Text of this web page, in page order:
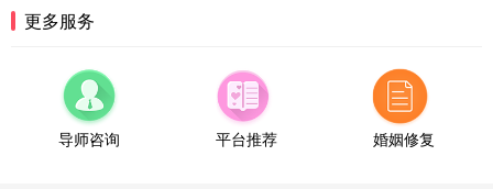
福建-厦门 159****4462
53分钟前
微信用户 凌乱小羊 通过此页面咨询，已获得专属情
更多服务
导师咨询 平台推荐 婚姻修复